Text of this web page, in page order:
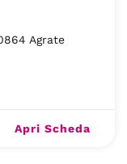
Agrate
Apri Scheda